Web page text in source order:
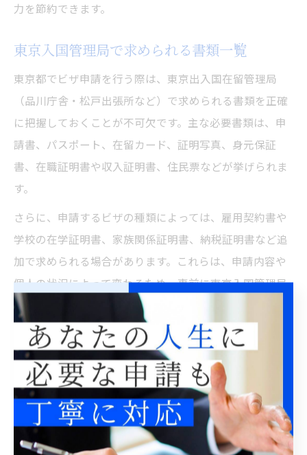
力を節約できます。
東京入国管理局で求められる書類一覧
東京都でビザ申請を行う際は、東京出入国在留管理局
（品川庁舎・松戸出張所など）で求められる書類を正確
に把握しておくことが不可欠です。主な必要書類は、申
請書、パスポート、在留カード、証明写真、身元保証
書、在職証明書や収入証明書、住民票などが挙げられま
す。
さらに、申請するビザの種類によっては、雇用契約書や
学校の在学証明書、家族関係証明書、納税証明書など追
加で求められる場合があります。これらは、申請内容や
個人の状況によって変わるため、事前に東京入国管理局
の公式案内や窓口で最新情報を確認することが大切で
す。
過去の申請者からは「書類が一部不足していて再訪問が
必要になった」という声もあります。書類一覧を事前に
作成し、必要書類を一つずつチェックしてから窓口に向
かうことで、手続きの効率化とトラブル防止につながり
ます。